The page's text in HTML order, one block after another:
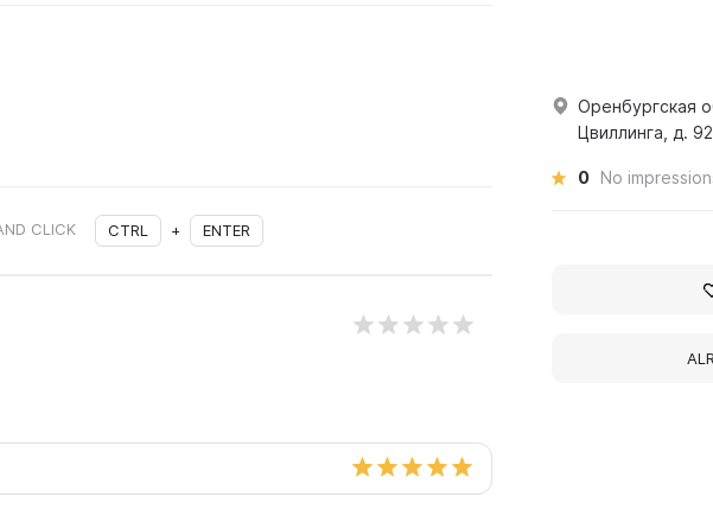
CLICK CTRL + ENTER
Оренбургская
Цвиллинга, д. 92
0 No